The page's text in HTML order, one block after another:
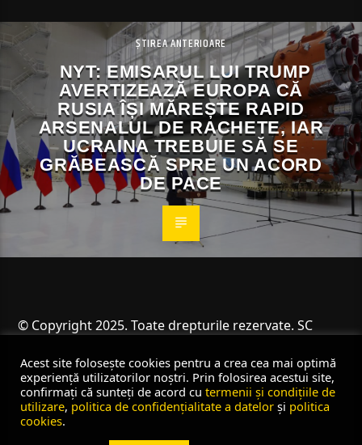
ȘTIREA ANTERIOARE
NYT: EMISARUL LUI TRUMP
AVERTIZEAZĂ EUROPA CĂ
RUSIA ÎȘI MĂREȘTE RAPID
ARSENALUL DE RACHETE, IAR
UCRAINA TREBUIE SĂ SE
GRĂBEASCĂ SPRE UN ACORD
DE PACE
© Copyright 2025. Toate drepturile rezervate. SC
Acest site folosește cookies pentru a crea cea mai optimă
experiență utilizatorilor noștri. Prin folosirea acestui site,
confirmați că sunteți de acord cu termenii și condițiile de
utilizare, politica de confidențialitate a datelor și politica
cookies.